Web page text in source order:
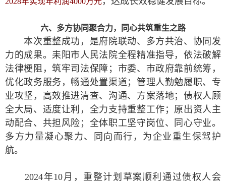
六、多方协同聚合力，同心共筑重生之路
本次重整成功，是府院联动、多方共治、协同发
力的成果。耒阳市人民法院全程精准指导，依法破解
法律梗阻，筑牢司法保障；市委、市政府靠前统筹，
优化政务服务，畅通处置渠道；管理人勤勉履职、专
业攻坚，高效推进清查、沟通、方案落地；债权人顾
全大局、适度让利，全力支持重整工作；原出资人主
动配合、共担风险；全体职工坚守岗位、同心守业。
多方力量凝心聚力、同向而行，为企业重生保驾护
航。
2024年10月，重整计划草案顺利通过债权人会